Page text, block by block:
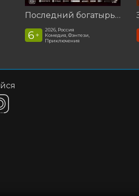
Последний богатырь. Колобок
6 +
2026, Россия
Комедия, Фэнтези,
Приключения